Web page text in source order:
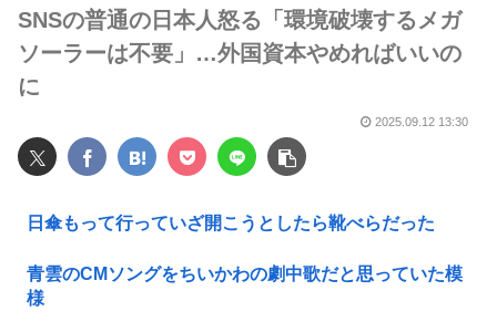
SNSの普通の日本人怒る「環境破壊するメガ
ソーラーは不要」…外国資本やめればいいの
に
2025.09.12 13:30
日傘もって行っていざ開こうとしたら靴べらだった
青雲のCMソングをちいかわの劇中歌だと思っていた模
様